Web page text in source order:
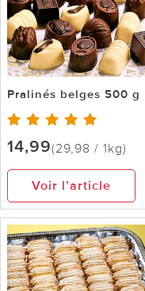
Pralinés belges 500 g
14,99(29,98 / 1kg)
Voir l’article